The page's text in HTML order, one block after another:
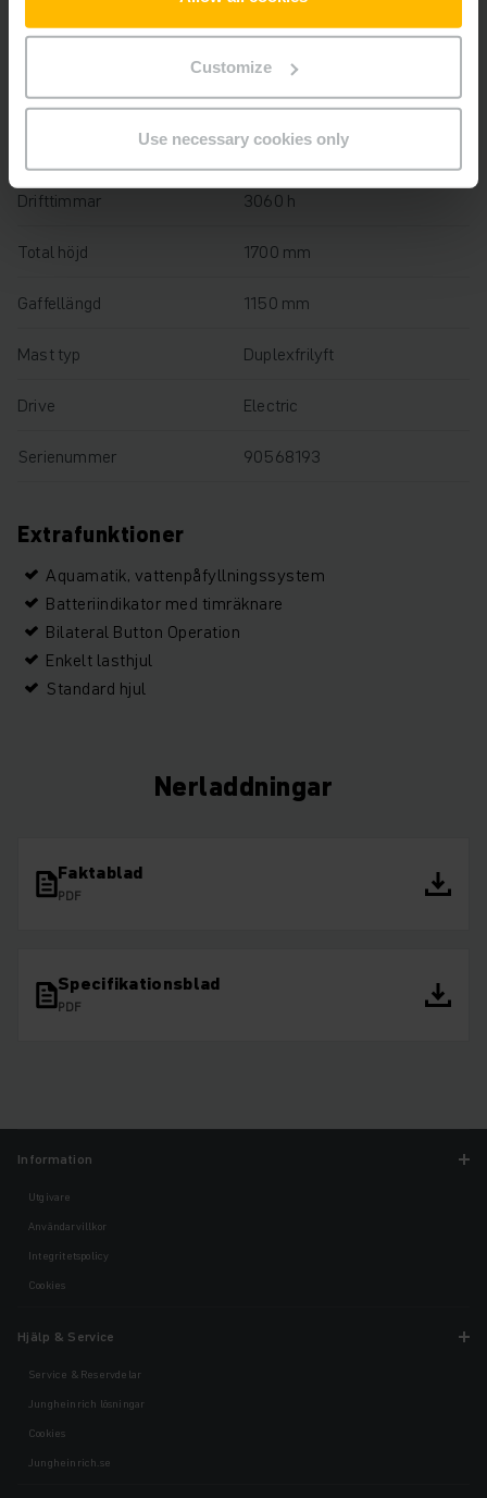
Customize
Use necessary cookies only
Tillverkningsår
Lyfthöjd 2400 mm
1600 kg
Drifttimmar 3060 h
Total höjd 1700 mm
Gaffellängd 1150 mm
Mast typ Duplexfrilyft
Drive Electric
Serienummer 90568193
Extrafunktioner
Aquamatik, vattenpåfyllningssystem
Batteriindikator med timräknare
Bilateral Button Operation
Enkelt lasthjul
Standard hjul
Nerladdningar
Faktablad
PDF
Specifikationsblad
PDF
Information
Utgivare
Användarvillkor
Integritetspolicy
Cookies
Hjälp & Service
Service & Reservdelar
Jungheinrich lösningar
Cookies
Jungheinrich.se